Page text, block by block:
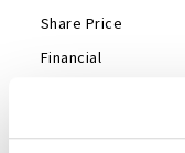
Share Price
Financial
Presentations